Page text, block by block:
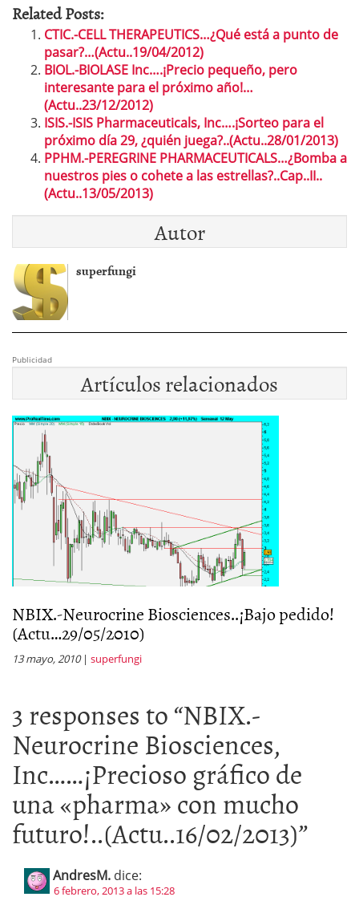
Related Posts:
CTIC.-CELL THERAPEUTICS…¿Qué está a punto de
pasar?…(Actu..19/04/2012)
BIOL.-BIOLASE Inc….¡Precio pequeño, pero
interesante para el próximo año!…
(Actu..23/12/2012)
ISIS.-ISIS Pharmaceuticals, Inc….¡Sorteo para el
próximo día 29, ¿quién juega?..(Actu..28/01/2013)
PPHM.-PEREGRINE PHARMACEUTICALS…¿Bomba a
nuestros pies o cohete a las estrellas?..Cap..II..
(Actu..13/05/2013)
Autor
superfungi
Publicidad
Artículos relacionados
NBIX.-Neurocrine Biosciences..¡Bajo pedido!
(Actu…29/05/2010)
13 mayo, 2010| superfungi
3 responses to “NBIX.-
Neurocrine Biosciences,
Inc……¡Precioso gráfico de
una «pharma» con mucho
futuro!..(Actu..16/02/2013)”
AndresM. dice:
6 febrero, 2013 a las 15:28